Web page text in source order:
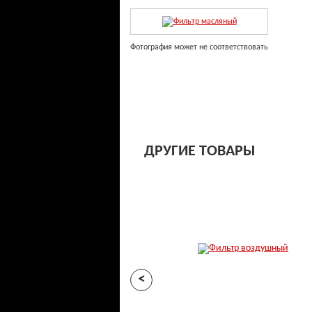
Фотография может не соответствовать
ДРУГИЕ ТОВАРЫ
<